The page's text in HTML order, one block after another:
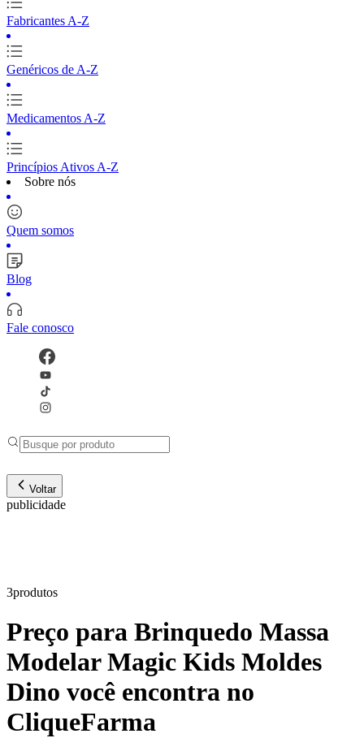
Fabricantes A-Z
Genéricos de A-Z
Medicamentos A-Z
Princípios Ativos A-Z
Sobre nós
Quem somos
Blog
Fale conosco
Voltar
publicidade
3produtos
Preço para Brinquedo Massa
Modelar Magic Kids Moldes
Dino você encontra no
CliqueFarma